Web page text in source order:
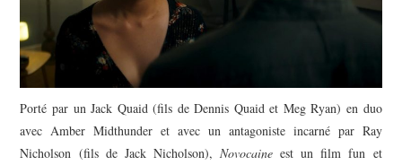
Porté par un Jack Quaid (fils de Dennis Quaid et Meg Ryan) en duo
avec Amber Midthunder et avec un antagoniste incarné par Ray
Nicholson (fils de Jack Nicholson), Novocaine est un film fun et